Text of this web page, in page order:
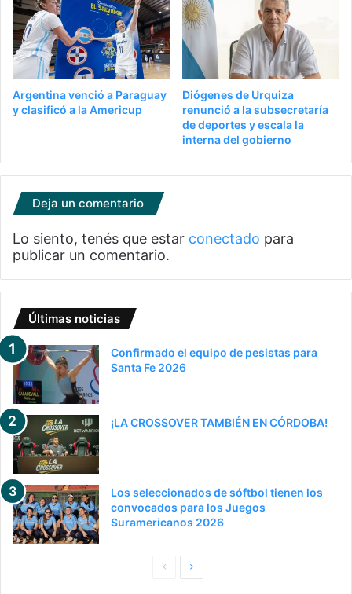
Argentina venció a Paraguay
y clasificó a la Americup
Diógenes de Urquiza
renunció a la subsecretaría
de deportes y escala la
interna del gobierno
Deja un comentario
Lo siento, tenés que estar conectado para
publicar un comentario.
Últimas noticias
Confirmado el equipo de pesistas para
Santa Fe 2026
¡LA CROSSOVER TAMBIÉN EN CÓRDOBA!
Los seleccionados de sóftbol tienen los
convocados para los Juegos
Suramericanos 2026
PaginaSiguiente